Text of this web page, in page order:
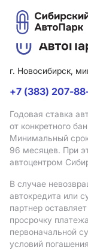
г. Новосибирск,
+7 (383) 207-
Годовая ставка
от конкретного
Минимальный
96 месяцев. При
автоцентром
В случае
автокредита или
партнер
просрочку
первоначальной
условий